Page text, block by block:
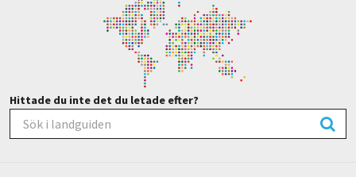
Hittade du inte det du letade efter?